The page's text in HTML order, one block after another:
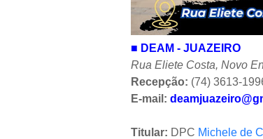
■ DEAM - JUAZEIRO
Rua Eliete Costa, Novo
Recepção: (74) 3613-
E-mail:
Titular: DPC Michele de